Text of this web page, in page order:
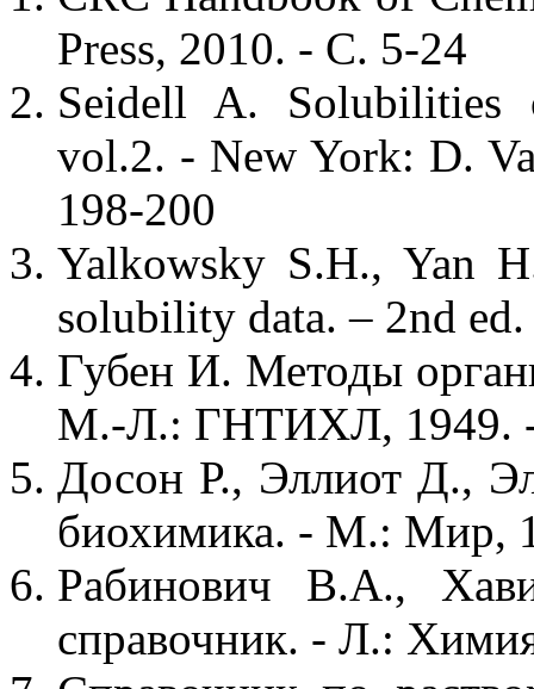
Press, 2010. - С. 5-24
Seidell A. Solubilities
vol.2. - New York: D.
198-200
Yalkowsky S.H., Yan
solubility data. – 2nd
Губен И. Методы
М.-Л.: ГНТИХЛ, 1949.
Досон Р., Эллиот Д.,
биохимика. - М.: Мир,
Рабинович В.А.,
справочник. - Л.: